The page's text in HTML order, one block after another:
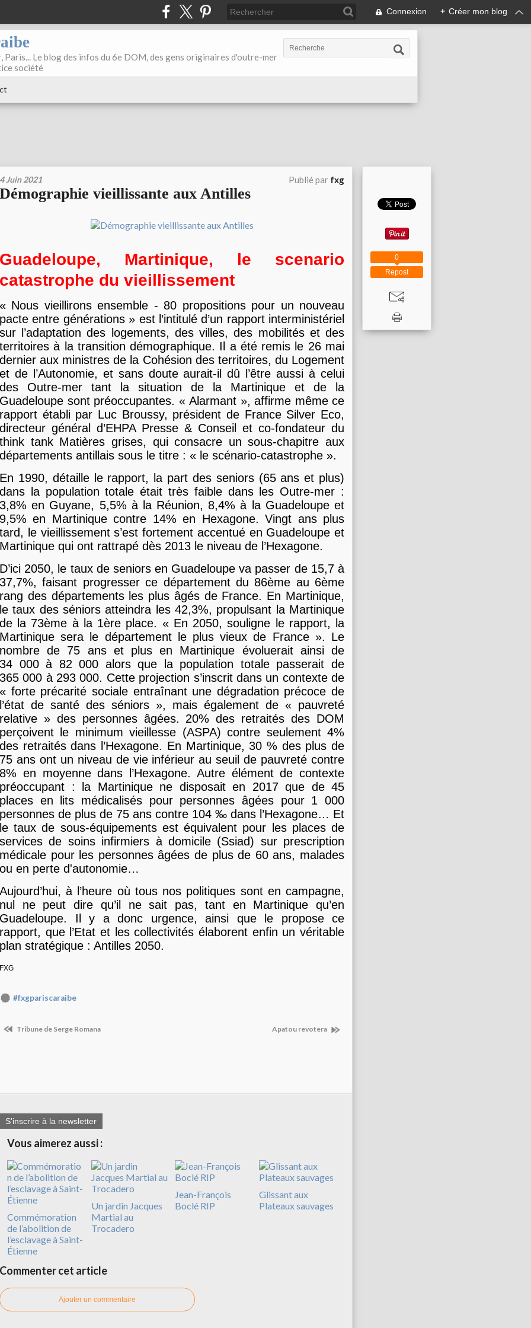
Connexion + Créer mon blog
Paris... Le blog des infos du 6e DOM, des gens originaires d'outre-mer
société
4 Juin 2021 Publié par fxg
Démographie vieillissante aux Antilles
Guadeloupe, Martinique, le scenario
catastrophe du vieillissement
« Nous vieillirons ensemble - 80 propositions pour un nouveau
pacte entre générations » est l’intitulé d’un rapport interministériel
sur l’adaptation des logements, des villes, des mobilités et des
territoires à la transition démographique. Il a été remis le 26 mai
dernier aux ministres de la Cohésion des territoires, du Logement
et de l’Autonomie, et sans doute aurait-il dû l’être aussi à celui
des Outre-mer tant la situation de la Martinique et de la
Guadeloupe sont préoccupantes. « Alarmant », affirme même ce
rapport établi par Luc Broussy, président de France Silver Eco,
directeur général d’EHPA Presse & Conseil et co-fondateur du
think tank Matières grises, qui consacre un sous-chapitre aux
départements antillais sous le titre : « le scénario-catastrophe ».
En 1990, détaille le rapport, la part des seniors (65 ans et plus)
dans la population totale était très faible dans les Outre-mer :
3,8% en Guyane, 5,5% à la Réunion, 8,4% à la Guadeloupe et
9,5% en Martinique contre 14% en Hexagone. Vingt ans plus
tard, le vieillissement s’est fortement accentué en Guadeloupe et
Martinique qui ont rattrapé dès 2013 le niveau de l’Hexagone.
D’ici 2050, le taux de seniors en Guadeloupe va passer de 15,7 à
37,7%, faisant progresser ce département du 86ème au 6ème
rang des départements les plus âgés de France. En Martinique,
le taux des séniors atteindra les 42,3%, propulsant la Martinique
de la 73ème à la 1ère place. « En 2050, souligne le rapport, la
Martinique sera le département le plus vieux de France ». Le
nombre de 75 ans et plus en Martinique évoluerait ainsi de
34 000 à 82 000 alors que la population totale passerait de
365 000 à 293 000. Cette projection s’inscrit dans un contexte de
« forte précarité sociale entraînant une dégradation précoce de
l’état de santé des séniors », mais également de « pauvreté
relative » des personnes âgées. 20% des retraités des DOM
perçoivent le minimum vieillesse (ASPA) contre seulement 4%
des retraités dans l’Hexagone. En Martinique, 30 % des plus de
75 ans ont un niveau de vie inférieur au seuil de pauvreté contre
8% en moyenne dans l’Hexagone. Autre élément de contexte
préoccupant : la Martinique ne disposait en 2017 que de 45
places en lits médicalisés pour personnes âgées pour 1 000
personnes de plus de 75 ans contre 104 ‰ dans l’Hexagone… Et
le taux de sous-équipements est équivalent pour les places de
services de soins infirmiers à domicile (Ssiad) sur prescription
médicale pour les personnes âgées de plus de 60 ans, malades
ou en perte d'autonomie…
Aujourd’hui, à l’heure où tous nos politiques sont en campagne,
nul ne peut dire qu’il ne sait pas, tant en Martinique qu’en
Guadeloupe. Il y a donc urgence, ainsi que le propose ce
rapport, que l’Etat et les collectivités élaborent enfin un véritable
plan stratégique : Antilles 2050.
FXG
#fxgpariscaraibe
Tribune de Serge Romana Apatou revotera
S'inscrire à la newsletter
Vous aimerez aussi :
Commémoration
de l’abolition de
l’esclavage à Saint-
Étienne
Un jardin Jacques
Martial au
Trocadero
Jean-François
Boclé RIP
Glissant aux
Plateaux sauvages
Commenter cet article
Ajouter un commentaire
Repost
0